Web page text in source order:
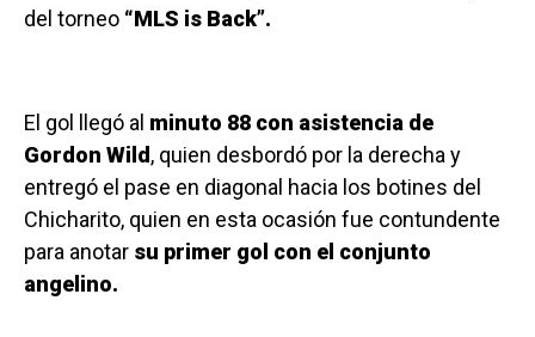
del torneo “MLS is Back”.
El gol llegó al minuto 88 con asistencia de
Gordon Wild, quien desbordó por la derecha y
entregó el pase en diagonal hacia los botines del
Chicharito, quien en esta ocasión fue contundente
para anotar su primer gol con el conjunto
angelino.